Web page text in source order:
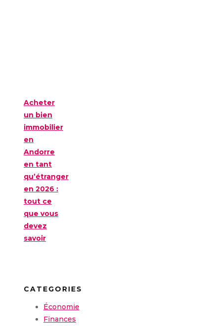
Acheter
un bien
immobilier
en
Andorre
en tant
qu’étranger
en 2026 :
tout ce
que vous
devez
savoir
CATEGORIES
Économie
Finances